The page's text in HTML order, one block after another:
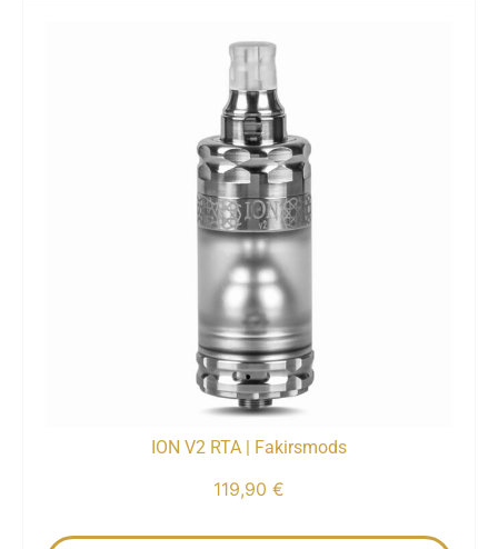
ION V2 RTA | Fakirsmods
119,90 €